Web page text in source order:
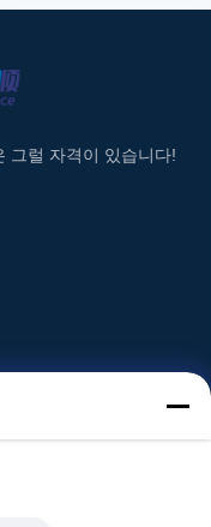
그럴 자격이 있습니다!